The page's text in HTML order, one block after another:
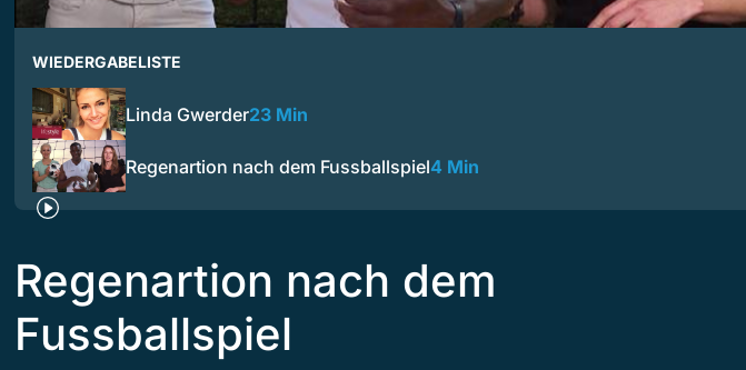
WIEDERGABELISTE
Linda Gwerder23 Min
Regenartion nach dem Fussballspiel4 Min
Regenartion nach dem
Fussballspiel